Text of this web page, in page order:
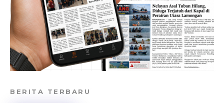
BERITA TERBARU